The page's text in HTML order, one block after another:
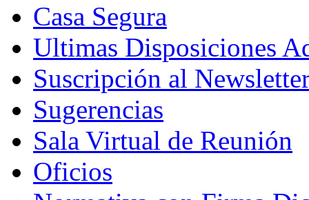
Casa Segura
Ultimas Disposiciones
Suscripción al
Sugerencias
Sala Virtual de Reunión
Oficios